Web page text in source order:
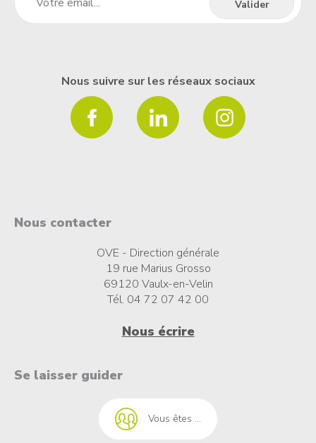
Nous suivre sur les réseaux sociaux
Nous contacter
OVE - Direction générale
19 rue Marius Grosso
69120 Vaulx-en-Velin
Tél. 04 72 07 42 00
Nous écrire
Se laisser guider
Vous êtes ...